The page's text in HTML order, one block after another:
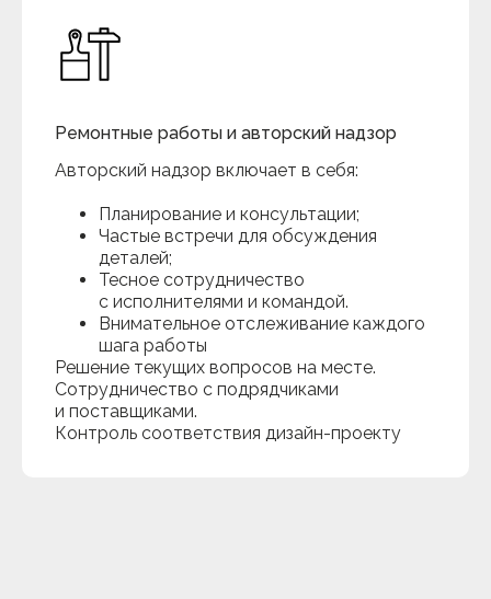
Ремонтные работы и авторский надзор
Авторский надзор включает в себя:
Планирование и консультации;
Частые встречи для обсуждения
деталей;
Тесное сотрудничество
с исполнителями и командой.
Внимательное отслеживание каждого
шага работы
Решение текущих вопросов на месте.
Сотрудничество с подрядчиками
и поставщиками.
Контроль соответствия дизайн-проекту